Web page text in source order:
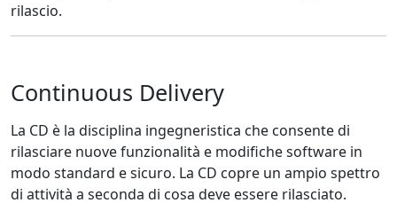
rilascio.
Continuous Delivery
La CD è la disciplina ingegneristica che consente di
rilasciare nuove funzionalità e modifiche software in
modo standard e sicuro. La CD copre un ampio spettro
di attività a seconda di cosa deve essere rilasciato.